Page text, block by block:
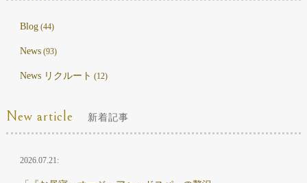
Blog(44)
News(93)
News リクルート (12)
New article 新着記事
2026.07.21: